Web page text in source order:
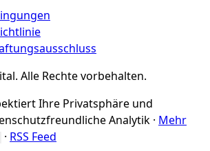
Alle Rechte vorbehalten.
Ihre Privatsphäre und
Analytik · Mehr
· RSS Feed